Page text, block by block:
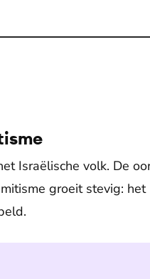
Israëlische volk. De
groeit stevig: het